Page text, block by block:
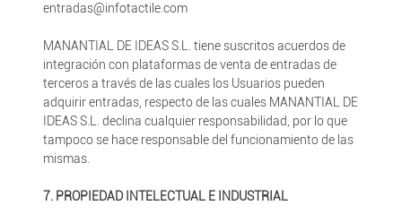
entradas@infotactile.com
MANANTIAL DE IDEAS S.L. tiene suscritos acuerdos de
integración con plataformas de venta de entradas de
terceros a través de las cuales los Usuarios pueden
adquirir entradas, respecto de las cuales MANANTIAL DE
IDEAS S.L. declina cualquier responsabilidad, por lo que
tampoco se hace responsable del funcionamiento de las
mismas.
7. PROPIEDAD INTELECTUAL E INDUSTRIAL